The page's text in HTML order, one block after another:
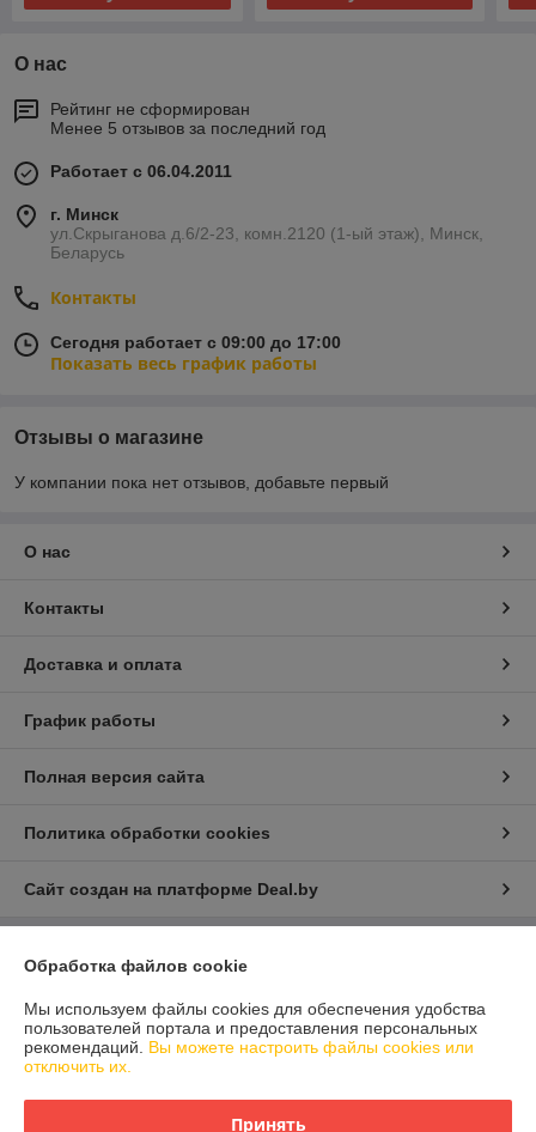
О нас
Рейтинг не сформирован
Менее 5 отзывов за последний год
Работает с 06.04.2011
г. Минск
ул.Скрыганова д.6/2-23, комн.2120 (1-ый этаж), Минск,
Беларусь
Контакты
Сегодня работает с 09:00 до 17:00
Показать весь график работы
Отзывы о магазине
У компании пока нет отзывов, добавьте первый
О нас
Контакты
Доставка и оплата
График работы
Полная версия сайта
Политика обработки cookies
Сайт создан на платформе Deal.by
Информация для покупателя
Юридическое лицо:ООО "Айлер Трейд"
г. Минск, ул. Скрыганова 6/2-23, комн. 2120 1ый этаж
Регистрационный номер ЕГР: 192611529
УНП: 192611529
Обработка файлов cookie
Мы используем файлы cookies для обеспечения удобства
пользователей портала и предоставления персональных
рекомендаций. Вы можете настроить файлы cookies или
отключить их.
Принять